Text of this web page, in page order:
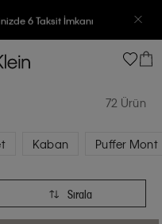
6 Taksit İmkanı
72 Ürün
Kaban Puffer Mont
Sırala